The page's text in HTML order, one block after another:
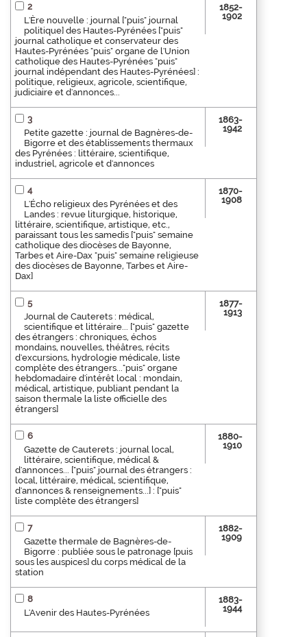
2
L'Ère nouvelle : journal ["puis" journal
politique] des Hautes-Pyrénées ["puis"
journal catholique et conservateur des
Hautes-Pyrénées "puis" organe de l'Union
catholique des Hautes-Pyrénées "puis"
journal indépendant des Hautes-Pyrénées] :
politique, religieux, agricole, scientifique,
judiciaire et d'annonces...
1852-
1902
3
Petite gazette : journal de Bagnères-de-
Bigorre et des établissements thermaux
des Pyrénées : littéraire, scientifique,
industriel, agricole et d'annonces
1863-
1942
4
L'Écho religieux des Pyrénées et des
Landes : revue liturgique, historique,
littéraire, scientifique, artistique, etc.,
paraissant tous les samedis ["puis" semaine
catholique des diocèses de Bayonne,
Tarbes et Aire-Dax "puis" semaine religieuse
des diocèses de Bayonne, Tarbes et Aire-
Dax]
1870-
1908
5
Journal de Cauterets : médical,
scientifique et littéraire... ["puis" gazette
des étrangers : chroniques, échos
mondains, nouvelles, théâtres, récits
d'excursions, hydrologie médicale, liste
complète des étrangers..."puis" organe
hebdomadaire d'intérêt local : mondain,
médical, artistique, publiant pendant la
saison thermale la liste officielle des
étrangers]
1877-
1913
6
Gazette de Cauterets : journal local,
littéraire, scientifique, médical &
d'annonces... ["puis" journal des étrangers :
local, littéraire, médical, scientifique,
d'annonces & renseignements...] : ["puis"
liste complète des étrangers]
1880-
1910
7
Gazette thermale de Bagnères-de-
Bigorre : publiée sous le patronage [puis
sous les auspices] du corps médical de la
station
1882-
1909
8
L'Avenir des Hautes-Pyrénées
1883-
1944